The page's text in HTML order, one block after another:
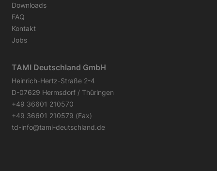
Downloads
FAQ
Kontakt
Jobs
TAMI Deutschland GmbH
Heinrich-Hertz-Straße 2-4
D-07629 Hermsdorf / Thüringen
+49 36601 210570
+49 36601 210579 (Fax)
td-info@tami-deutschland.de